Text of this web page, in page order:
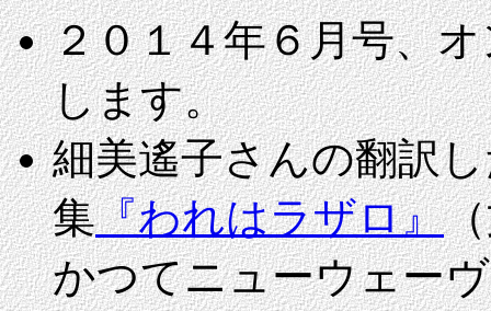
２０１４年６月号、
します。
細美遙子さんの翻訳
集『われはラザロ』
かつてニューウェー